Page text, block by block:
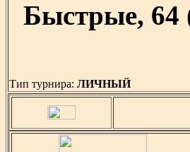
Быстрые, 64
Тип турнира: ЛИЧНЫЙ